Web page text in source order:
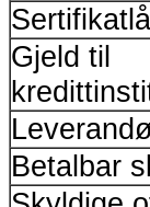
Gjeld til
Betalbar